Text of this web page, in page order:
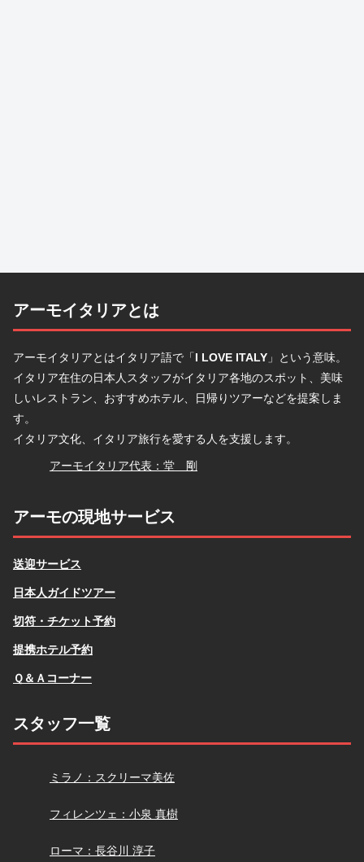
アーモイタリアとは
アーモイタリアとはイタリア語で「I LOVE ITALY 」という意味。
イタリア在住の日本人スタッフがイタリア各地のスポット、美味
しいレストラン、おすすめホテル、日帰りツアーなどを提案しま
す。
イタリア文化、イタリア旅行を愛する人を支援します。
堂
アーモイタリア代表：堂 剛
アーモの現地サービス
送迎サービス
日本人ガイドツアー
切符・チケット予約
提携ホテル予約
Ｑ＆Ａコーナー
スタッフ一覧
スクリーマ
ミラノ：スクリーマ美佐
小泉
フィレンツェ：小泉 真樹
長谷川
ローマ：長谷川 淳子